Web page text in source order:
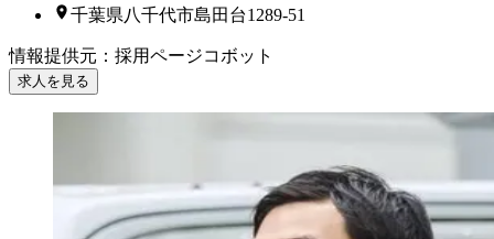
千葉県八千代市島田台1289-51
情報提供元 ： 採用ページコボット
求人を見る